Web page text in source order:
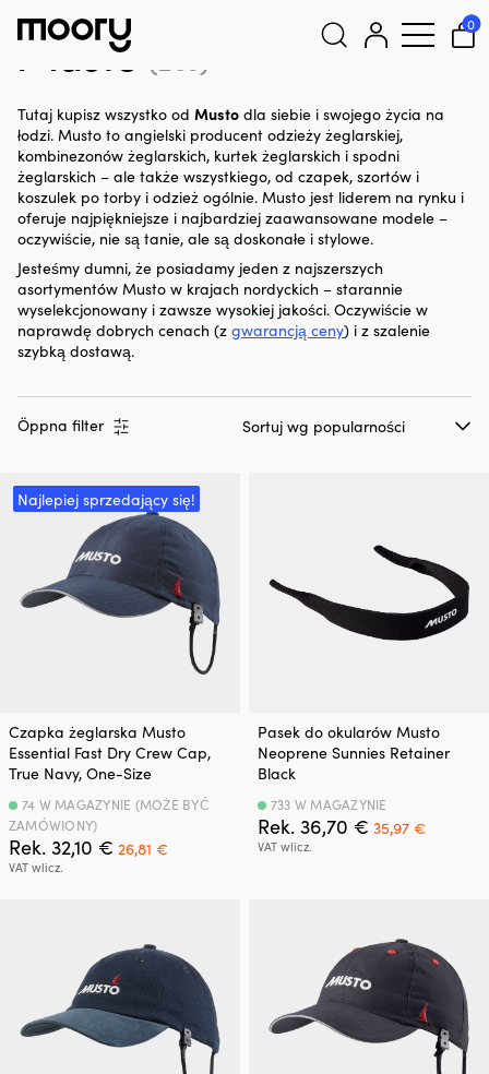
0
Musto
Tutaj kupisz wszystko od Musto dla siebie i swojego życia na
łodzi. Musto to angielski producent odzieży żeglarskiej,
kombinezonów żeglarskich, kurtek żeglarskich i spodni
żeglarskich – ale także wszystkiego, od czapek, szortów i
koszulek po torby i odzież ogólnie. Musto jest liderem na rynku i
oferuje najpiękniejsze i najbardziej zaawansowane modele –
oczywiście, nie są tanie, ale są doskonałe i stylowe.
Jesteśmy dumni, że posiadamy jeden z najszerszych
asortymentów Musto w krajach nordyckich – starannie
wyselekcjonowany i zawsze wysokiej jakości. Oczywiście w
naprawdę dobrych cenach (z gwarancją ceny) i z szalenie
szybką dostawą.
Öppna filter
Najlepiej sprzedający się!
Czapka żeglarska Musto
Essential Fast Dry Crew Cap,
True Navy, One-Size
Rek. 32,10 € Pierwotna
cena
26,81 €
VAT wlicz.
74 W MAGAZYNIE (MOŻE BYĆ
ZAMÓWIONY)
Pasek do okularów Musto
Neoprene Sunnies Retainer
Black
Rek. 36,70 € Pierwotna
cena
35,97 €
VAT wlicz.
733 W MAGAZYNIE